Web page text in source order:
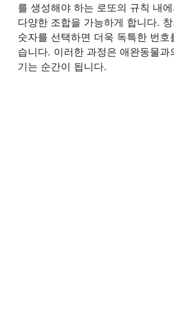
를 생성해야 하는 로또의 규칙 내
다양한 조합을 가능하게 합니다.
숫자를 선택하면 더욱 독특한 번호
습니다. 이러한 과정은 애완동물과
기는 순간이 됩니다.